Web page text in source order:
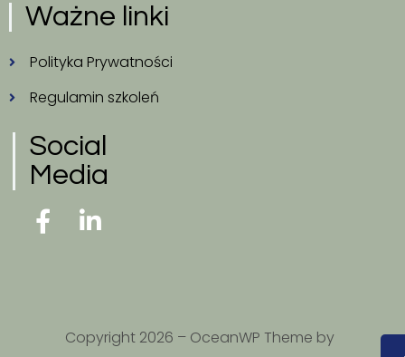
Ważne linki
Polityka Prywatności
Regulamin szkoleń
Social
Media
Copyright 2026 – OceanWP Theme by